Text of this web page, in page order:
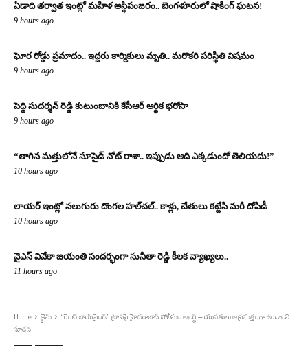
ఏడాది తర్వాత ఇంట్లో మహిళ అస్థిపంజరం.. బెంగళూరులో షాకింగ్ ఘటన!
9 hours ago
ఘోర రోడ్డు ప్రమాదం.. ఇద్దరు కార్మికులు మృతి.. మరొకరి పరిస్థితి విషమం
9 hours ago
పెద్ది సుదర్శన్ రెడ్డి కుటుంబానికి కేసీఆర్ ఆర్థిక భరోసా
9 hours ago
“తాగిన మత్తులోనే సూసైడ్ నోట్ రాశా.. ఇప్పుడు అది ఎక్కడుందో తెలియదు!”
10 hours ago
లాయర్ ఇంట్లో నలుగురు దొంగల హల్‌చల్.. కాళ్లు, చేతులు కట్టేసి మరీ దోపిడీ
10 hours ago
వైఎస్ వివేకా జయంతి సందర్భంగా సునీతా రెడ్డి కీలక వ్యాఖ్యలు..
11 hours ago